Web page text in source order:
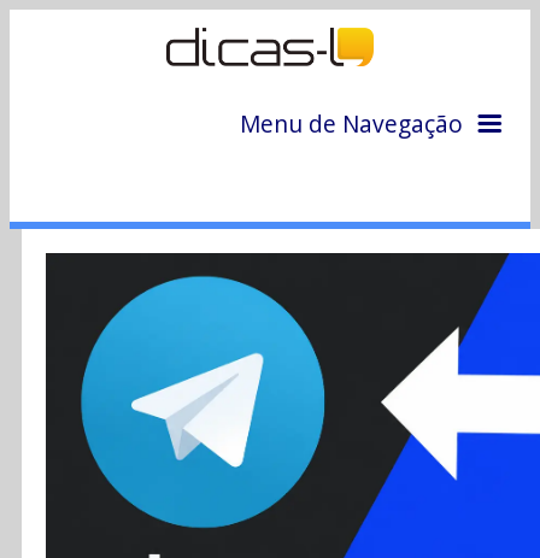
Menu de Navegação
Colunas
Colaboradores